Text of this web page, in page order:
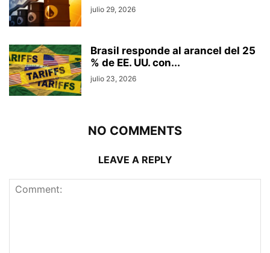
julio 29, 2026
Brasil responde al arancel del 25
% de EE. UU. con...
julio 23, 2026
NO COMMENTS
LEAVE A REPLY